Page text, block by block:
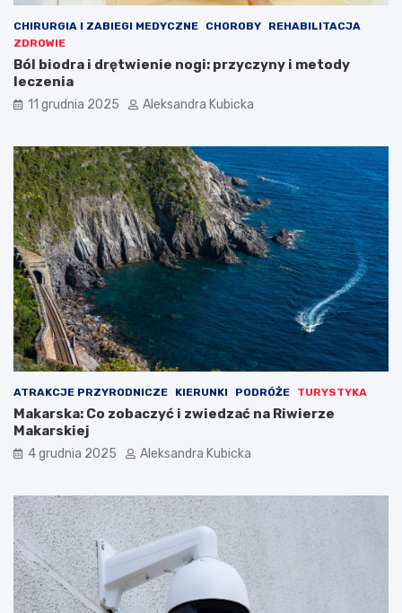
CHIRURGIA I ZABIEGI MEDYCZNE CHOROBY
REHABILITACJA
ZDROWIE
Ból biodra i drętwienie nogi: przyczyny i metody
leczenia
11 grudnia 2025 Aleksandra Kubicka
ATRAKCJE PRZYRODNICZE KIERUNKI PODRÓŻE TURYSTYKA
Makarska: Co zobaczyć i zwiedzać na Riwierze
Makarskiej
4 grudnia 2025 Aleksandra Kubicka